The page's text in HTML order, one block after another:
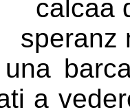
calcaa
speranz
a